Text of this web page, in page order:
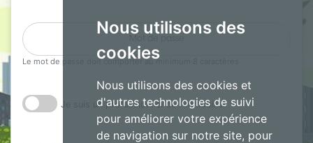
Nous utilisons des
cookies
Nous utilisons des cookies et
d'autres technologies de suivi
pour améliorer votre expérience
de navigation sur notre site, pour
Le mot de passe doit comporter au minimum 8 caractères
Je suis un professionnel de l'immobilier